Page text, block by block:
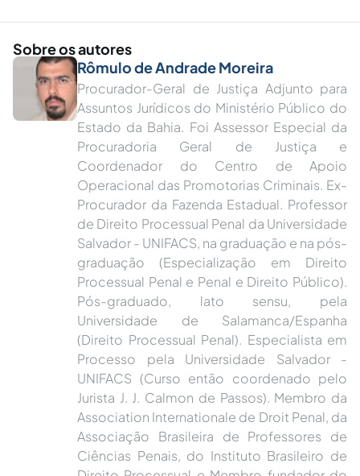
Sobre os autores
Rômulo de Andrade Moreira
Procurador-Geral de Justiça Adjunto para
Assuntos Jurídicos do Ministério Público do
Estado da Bahia. Foi Assessor Especial da
Procuradoria Geral de Justiça e
Coordenador do Centro de Apoio
Operacional das Promotorias Criminais. Ex-
Procurador da Fazenda Estadual. Professor
de Direito Processual Penal da Universidade
Salvador - UNIFACS, na graduação e na pós-
graduação (Especialização em Direito
Processual Penal e Penal e Direito Público).
Pós-graduado, lato sensu, pela
Universidade de Salamanca/Espanha
(Direito Processual Penal). Especialista em
Processo pela Universidade Salvador -
UNIFACS (Curso então coordenado pelo
Jurista J. J. Calmon de Passos). Membro da
Association Internationale de Droit Penal, da
Associação Brasileira de Professores de
Ciências Penais, do Instituto Brasileiro de